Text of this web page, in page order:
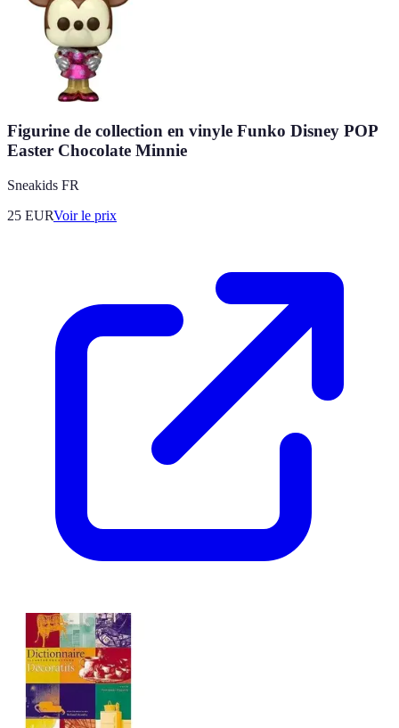
Figurine de collection en vinyle Funko Disney POP
Easter Chocolate Minnie
Sneakids FR
25 EURVoir le prix